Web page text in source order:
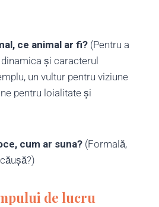
ce animal ar fi? (Pentru a
și caracterul
un vultur pentru viziune
pentru loialitate și
cum ar suna? (Formală,
de lucru